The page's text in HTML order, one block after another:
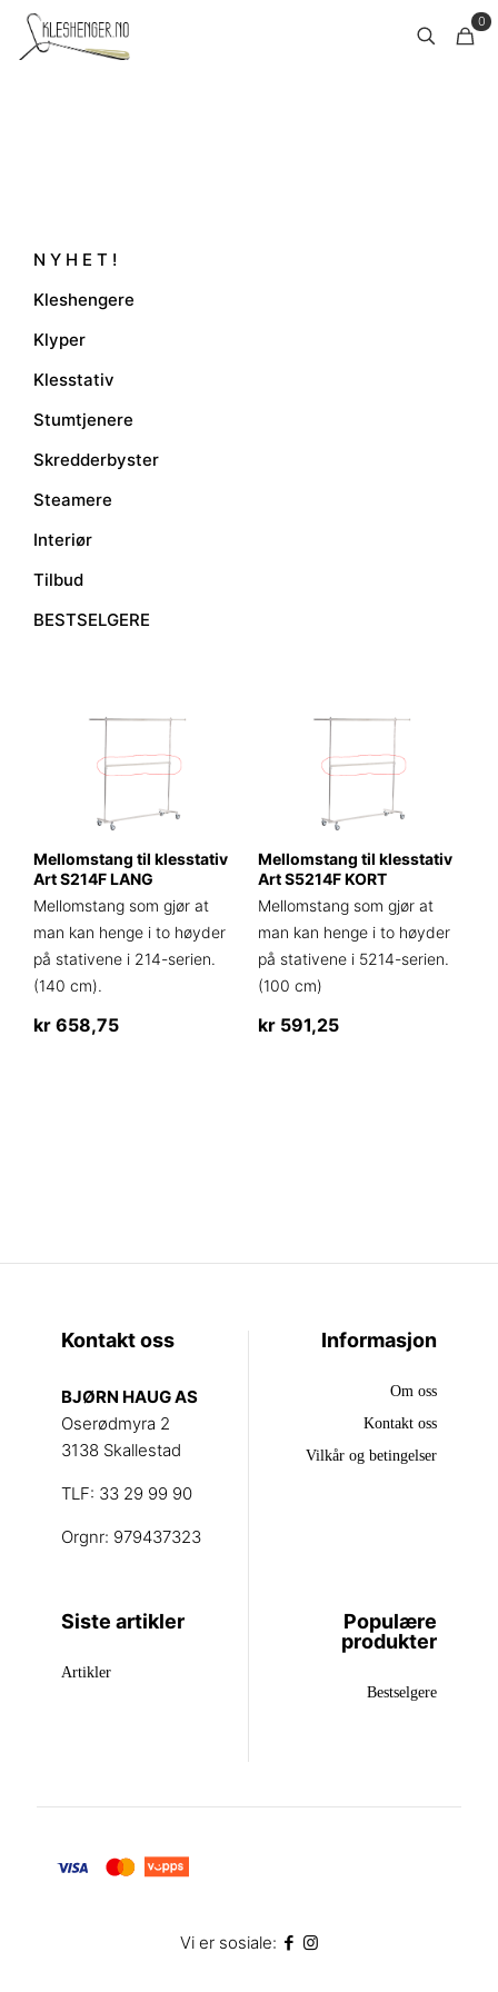
0
N Y H E T !
Kleshengere
Klyper
Klesstativ
Stumtjenere
Skredderbyster
Steamere
Interiør
Tilbud
BESTSELGERE
Mellomstang til klesstativ
Art S214F LANG
Mellomstang som gjør at
man kan henge i to høyder
på stativene i 214-serien.
(140 cm).
kr 658,75
Mellomstang til klesstativ
Art S5214F KORT
Mellomstang som gjør at
man kan henge i to høyder
på stativene i 5214-serien.
(100 cm)
kr591,25
Kontakt oss
BJØRN HAUG AS
Oserødmyra 2
3138 Skallestad
TLF: 33 29 99 90
Orgnr: 979437323
Informasjon
Om oss
Kontakt oss
Vilkår og betingelser
Siste artikler
Artikler
Populære
produkter
Bestselgere
Vi er sosiale: